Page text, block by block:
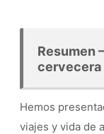
Resumen
cervecera
Hemos
viajes y vida de